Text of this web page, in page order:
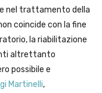
nel trattamento della
coincide con la fine
la riabilitazione
altrettanto
possibile e
Martinelli,